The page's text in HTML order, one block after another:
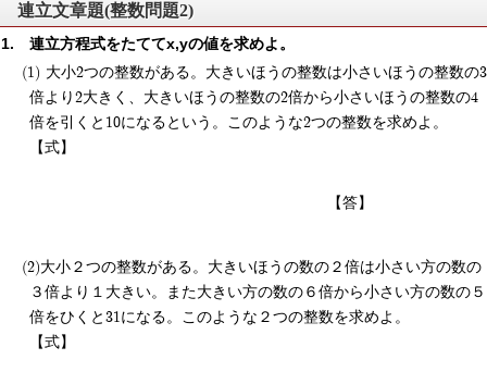
連立文章題(整数問題2)
連立方程式をたててx,yの値を求めよ。
大小2つの整数がある。大きいほうの整数は小さいほうの整数の3
倍より2大きく、大きいほうの整数の2倍から小さいほうの整数の4
倍を引くと10になるという。このような2つの整数を求めよ。
【式】
【答】
大小２つの整数がある。大きいほうの数の２倍は小さい方の数の
３倍より１大きい。また大きい方の数の６倍から小さい方の数の５
倍をひくと31になる。このような２つの整数を求めよ。
【式】